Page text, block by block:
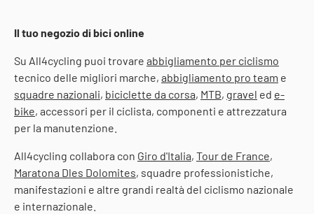
Il tuo negozio di bici online
Su All4cycling puoi trovare abbigliamento per ciclismo
tecnico delle migliori marche, abbigliamento pro team e
squadre nazionali, biciclette da corsa, MTB, gravel ed e-
bike, accessori per il ciclista, componenti e attrezzatura
per la manutenzione.
All4cycling collabora con Giro d'Italia, Tour de France,
Maratona Dles Dolomites, squadre professionistiche,
manifestazioni e altre grandi realtà del ciclismo nazionale
e internazionale.